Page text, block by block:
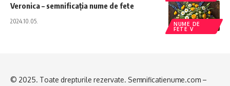
NUME DE
FETE V
Veronica – semnificația nume de fete
2024.10.05.
© 2025. Toate drepturile rezervate. Semnificatienume.com –